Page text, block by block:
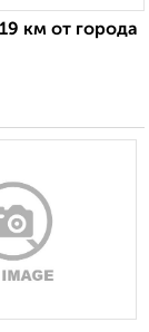
км от города